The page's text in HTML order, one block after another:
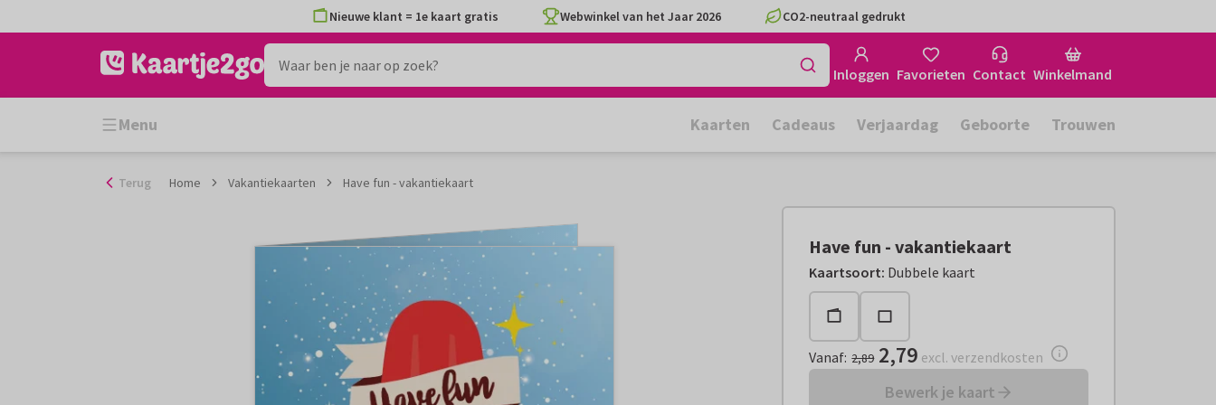
naar
Nieuwe klant = 1e kaart gratis Webwinkel van het Jaar 2026 CO2-neutraal gedrukt
Inloggen Favorieten Contact Winkelmand
Menu Kaarten Cadeaus Verjaardag Geboorte Trouwen
Terug Home Vakantiekaarten Have fun - vakantiekaart
Have fun - vakantiekaart
Kaartsoort: Dubbele kaart
Vanaf:€ 2,79 excl. verzendkosten
Vanaf: 2,89 2,79 excl. verzendkosten
Bewerk je kaart